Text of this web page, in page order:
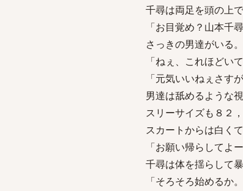
千尋は両足を頭の上
「お目覚め？山本千
さっきの男達がいる。
「ねぇ、これほどい
「元気いいねぇさす
男達は舐めるような
スリーサイズも８２
スカートからは白く
「お願い帰らしてよー
千尋は体を揺らして暴
「そろそろ始めるか。